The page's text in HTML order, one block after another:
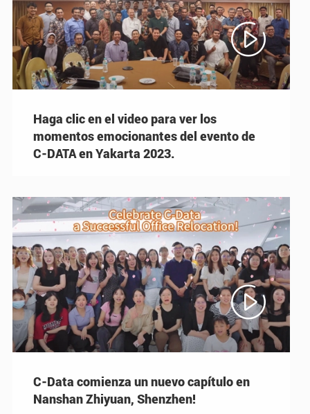

Haga clic en el video para ver los
momentos emocionantes del evento de
C-DATA en Yakarta 2023.

C-Data comienza un nuevo capítulo en
Nanshan Zhiyuan, Shenzhen!